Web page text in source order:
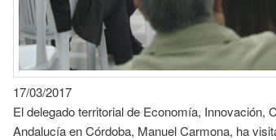
17/03/2017
El delegado territorial de Economía, Innovación,
Andalucía en Córdoba, Manuel Carmona, ha